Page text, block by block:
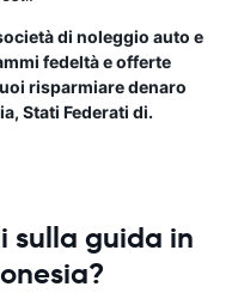
di noleggio auto e
fedeltà e offerte
risparmiare denaro
Stati Federati di.
sulla guida in